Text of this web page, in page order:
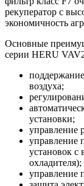
рекуператор с
экономичность
Основные
серии HERU
воздуха;
установки;
управление
управление
установок
охладителя);
управление